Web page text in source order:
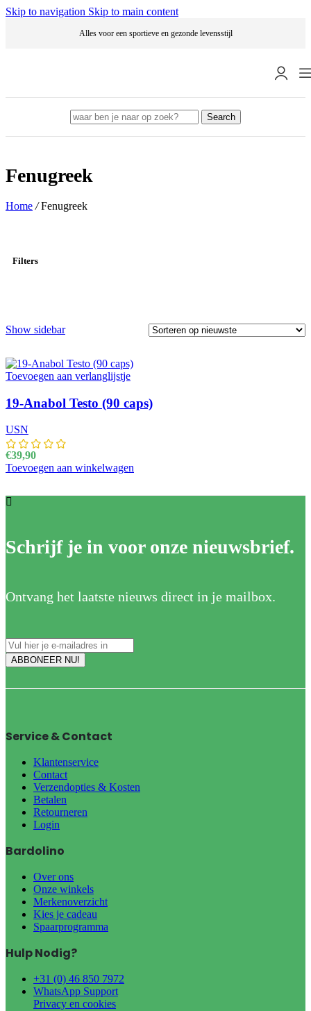
Skip to navigation Skip to main content
Alles voor een sportieve en gezonde levensstijl
Search
Fenugreek
Home / Fenugreek
Filters
Show sidebar
Toevoegen aan verlanglijstje
19-Anabol Testo (90 caps)
USN
€39,90
Toevoegen aan winkelwagen
Schrijf je in voor onze nieuwsbrief.
Ontvang het laatste nieuws direct in je mailbox.
Service & Contact
Klantenservice
Contact
Verzendopties & Kosten
Betalen
Retourneren
Login
Bardolino
Over ons
Onze winkels
Merkenoverzicht
Kies je cadeau
Spaarprogramma
Hulp Nodig?
+31 (0) 46 850 7972
WhatsApp Support
Privacy en cookies